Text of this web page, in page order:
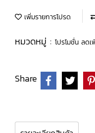
เพิ่มรายการโปรด
หมวดหมู่ : โปรโมชั่น ลดเ
Share